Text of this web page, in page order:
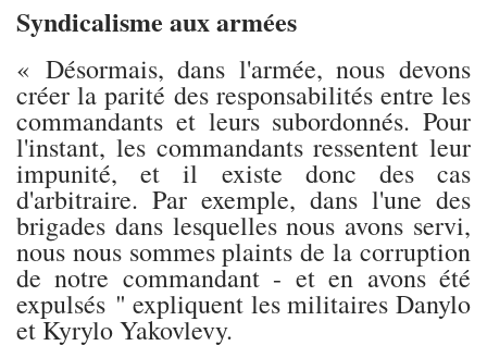
Syndicalisme aux armées
« Désormais, dans l'armée, nous devons
créer la parité des responsabilités entre les
commandants et leurs subordonnés. Pour
l'instant, les commandants ressentent leur
impunité, et il existe donc des cas
d'arbitraire. Par exemple, dans l'une des
brigades dans lesquelles nous avons servi,
nous nous sommes plaints de la corruption
de notre commandant - et en avons été
expulsés " expliquent les militaires Danylo
et Kyrylo Yakovlevy.